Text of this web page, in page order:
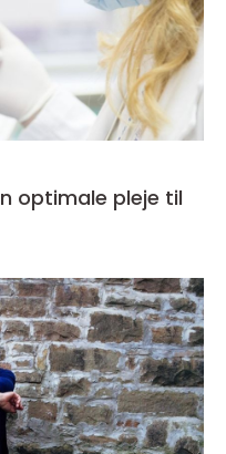
optimale pleje til